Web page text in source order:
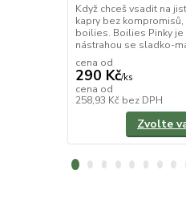
Když chceš vsadit na
kapry bez
boilies. Boilies Pinky je
nástrahou se sladko-
cena od
290 Kč/ks
cena od
258,93 Kč bez DPH
Zvolte